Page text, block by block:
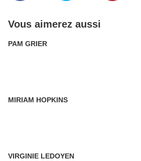
Vous aimerez aussi
PAM GRIER
MIRIAM HOPKINS
VIRGINIE LEDOYEN